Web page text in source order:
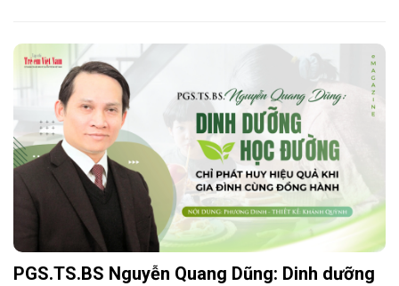
mà còn là nền tảng để phát triển toàn diện.
PGS.TS.BS Nguyễn Quang Dũng: Dinh dưỡng